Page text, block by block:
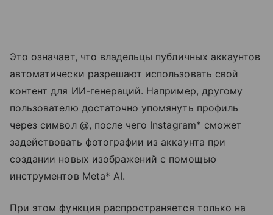
Это означает, что владельцы публичных аккаунтов
автоматически разрешают использовать свой
контент для ИИ-генераций. Например, другому
пользователю достаточно упомянуть профиль
через символ @, после чего Instagram* сможет
задействовать фотографии из аккаунта при
создании новых изображений с помощью
инструментов Meta* AI.
При этом функция распространяется только на